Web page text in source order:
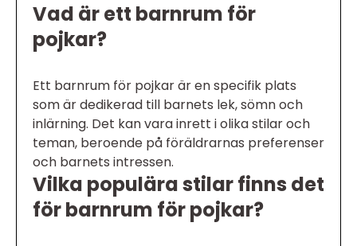
Vad är ett barnrum för
pojkar?
Ett barnrum för pojkar är en specifik plats
som är dedikerad till barnets lek, sömn och
inlärning. Det kan vara inrett i olika stilar och
teman, beroende på föräldrarnas preferenser
och barnets intressen.
Vilka populära stilar finns det
för barnrum för pojkar?